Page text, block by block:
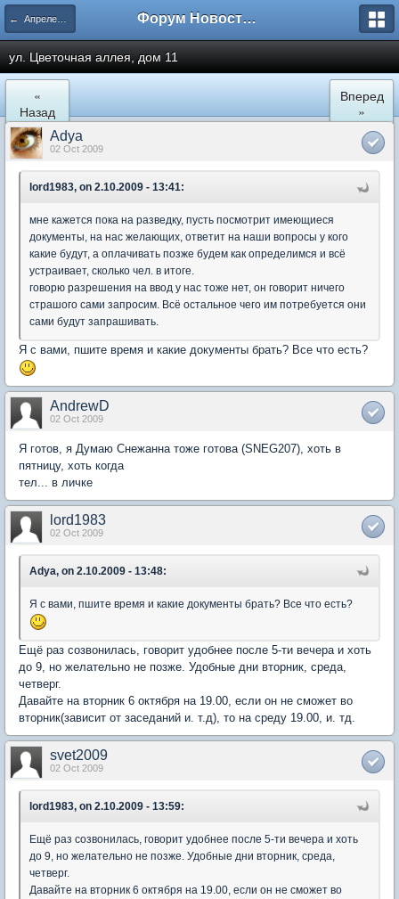
← Апрелевка Форум Новостройки
ул. Цветочная аллея, дом 11
«
Назад
Вперед
»
Adya
02 Oct 2009
lord1983, on 2.10.2009 - 13:41:
мне кажется пока на разведку, пусть посмотрит имеющиеся
документы, на нас желающих, ответит на наши вопросы у кого
какие будут, а оплачивать позже будем как определимся и всё
устраивает, сколько чел. в итоге.
говорю разрешения на ввод у нас тоже нет, он говорит ничего
страшого сами запросим. Всё остальное чего им потребуется они
сами будут запрашивать.
Я с вами, пшите время и какие документы брать? Все что есть?
AndrewD
02 Oct 2009
Я готов, я Думаю Снежанна тоже готова (SNEG207), хоть в
пятницу, хоть когда
тел... в личке
lord1983
02 Oct 2009
Adya, on 2.10.2009 - 13:48:
Я с вами, пшите время и какие документы брать? Все что есть?
Ещё раз созвонилась, говорит удобнее после 5-ти вечера и хоть
до 9, но желательно не позже. Удобные дни вторник, среда,
четверг.
Давайте на вторник 6 октября на 19.00, если он не сможет во
вторник(зависит от заседаний и. т.д), то на среду 19.00, и. тд.
svet2009
02 Oct 2009
lord1983, on 2.10.2009 - 13:59:
Ещё раз созвонилась, говорит удобнее после 5-ти вечера и хоть
до 9, но желательно не позже. Удобные дни вторник, среда,
четверг.
Давайте на вторник 6 октября на 19.00, если он не сможет во